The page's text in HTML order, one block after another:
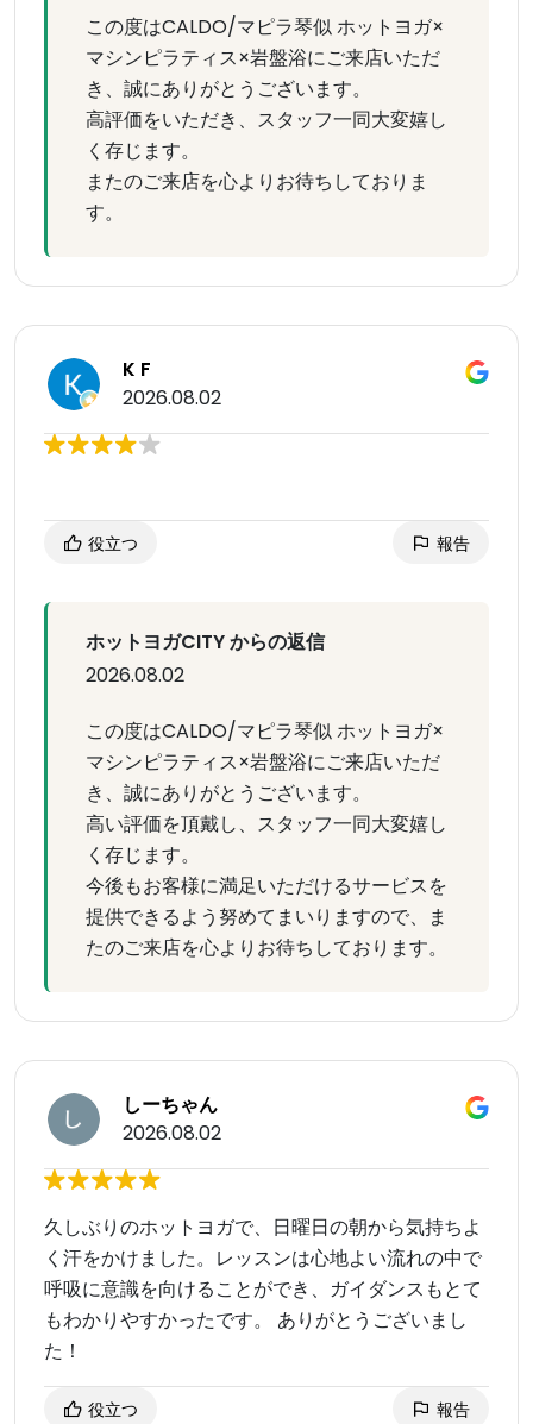
この度はCALDO/マピラ琴似 ホットヨガ×
マシンピラティス×岩盤浴にご来店いただ
き、誠にありがとうございます。
高評価をいただき、スタッフ一同大変嬉し
く存じます。
またのご来店を心よりお待ちしておりま
す。
K F
2026.08.02
役立つ 報告
ホットヨガCITY からの返信
2026.08.02
この度はCALDO/マピラ琴似 ホットヨガ×
マシンピラティス×岩盤浴にご来店いただ
き、誠にありがとうございます。
高い評価を頂戴し、スタッフ一同大変嬉し
く存じます。
今後もお客様に満足いただけるサービスを
提供できるよう努めてまいりますので、ま
たのご来店を心よりお待ちしております。
しーちゃん
2026.08.02
久しぶりのホットヨガで、日曜日の朝から気持ちよ
く汗をかけました。レッスンは心地よい流れの中で
呼吸に意識を向けることができ、ガイダンスもとて
もわかりやすかったです。 ありがとうございまし
た！
役立つ 報告